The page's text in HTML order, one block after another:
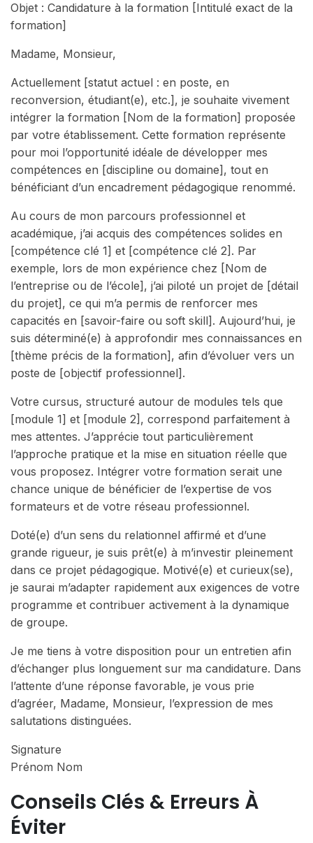
Objet : Candidature à la formation [Intitulé exact de la
formation]
Madame, Monsieur,
Actuellement [statut actuel : en poste, en
reconversion, étudiant(e), etc.], je souhaite vivement
intégrer la formation [Nom de la formation] proposée
par votre établissement. Cette formation représente
pour moi l’opportunité idéale de développer mes
compétences en [discipline ou domaine], tout en
bénéficiant d’un encadrement pédagogique renommé.
Au cours de mon parcours professionnel et
académique, j’ai acquis des compétences solides en
[compétence clé 1] et [compétence clé 2]. Par
exemple, lors de mon expérience chez [Nom de
l’entreprise ou de l’école], j’ai piloté un projet de [détail
du projet], ce qui m’a permis de renforcer mes
capacités en [savoir-faire ou soft skill]. Aujourd’hui, je
suis déterminé(e) à approfondir mes connaissances en
[thème précis de la formation], afin d’évoluer vers un
poste de [objectif professionnel].
Votre cursus, structuré autour de modules tels que
[module 1] et [module 2], correspond parfaitement à
mes attentes. J’apprécie tout particulièrement
l’approche pratique et la mise en situation réelle que
vous proposez. Intégrer votre formation serait une
chance unique de bénéficier de l’expertise de vos
formateurs et de votre réseau professionnel.
Doté(e) d’un sens du relationnel affirmé et d’une
grande rigueur, je suis prêt(e) à m’investir pleinement
dans ce projet pédagogique. Motivé(e) et curieux(se),
je saurai m’adapter rapidement aux exigences de votre
programme et contribuer activement à la dynamique
de groupe.
Je me tiens à votre disposition pour un entretien afin
d’échanger plus longuement sur ma candidature. Dans
l’attente d’une réponse favorable, je vous prie
d’agréer, Madame, Monsieur, l’expression de mes
salutations distinguées.
Signature
Prénom Nom
Conseils Clés & Erreurs À
Éviter